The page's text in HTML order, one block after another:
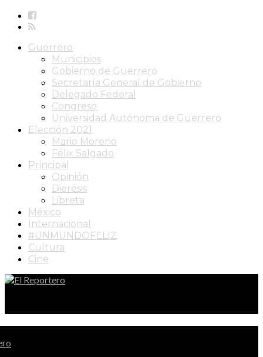
Guerrero
Municipios
Gobierno de Guerrero
Secretaría General de Gobierno
Delegado Federal
Congreso
Universidad Autónoma de Guerrero
Elección 2021
Mario Moreno
Félix Salgado
Principal
Opinión
Dierésis
Libreta
México
Internacional
#UNMUNDOFELIZ
Cultura
Cine